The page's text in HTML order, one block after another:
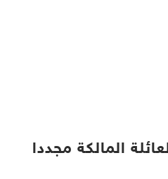
المالكة مجددا